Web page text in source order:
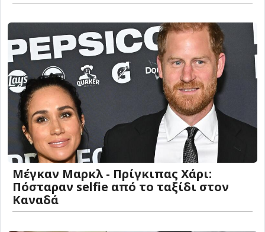
Μέγκαν Μαρκλ - Πρίγκιπας Χάρι:
Πόσταραν selfie από το ταξίδι στον
Καναδά